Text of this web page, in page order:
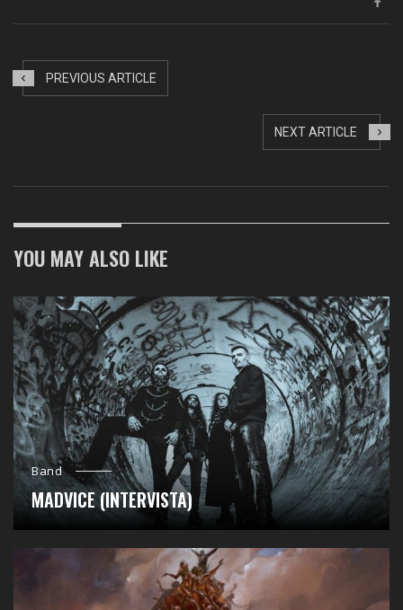
PREVIOUS ARTICLE
NEXT ARTICLE
YOU MAY ALSO LIKE
Band
MADVICE (INTERVISTA)